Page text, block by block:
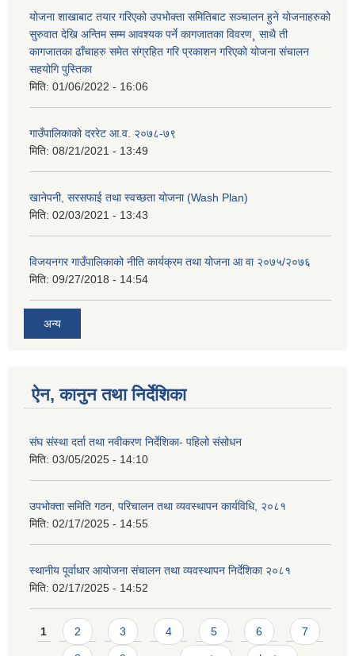
योजना शाखाबाट तयार गरिएको उपभोक्ता समितिबाट सञ्चालन हुने योजनाहरुको
सुरुवात देखि अन्तिम सम्म आवश्यक पर्ने कागजातका विवरण¸ साथै ती
कागजातका ढाँचाहरु समेत संग्रहित गरि प्रकाशन गरिएको योजना संचालन
सहयोगि पुस्तिका
मिति: 01/06/2022 - 16:06
गाउँपालिकाको दररेट आ.व. २०७८-७९
मिति: 08/21/2021 - 13:49
खानेपनी, सरसफाई तथा स्वच्छता योजना (Wash Plan)
मिति: 02/03/2021 - 13:43
विजयनगर गाउँपालिकाको नीति कार्यक्रम तथा योजना आ वा २०७५/२०७६
मिति: 09/27/2018 - 14:54
अन्य
ऐन, कानुन तथा निर्देशिका
संघ संस्था दर्ता तथा नवीकरण निर्देशिका- पहिलो संसोधन
मिति: 03/05/2025 - 14:10
उपभोक्ता समिति गठन, परिचालन तथा व्यवस्थापन कार्यविधि, २०८१
मिति: 02/17/2025 - 14:55
स्थानीय पूर्वाधार आयोजना संचालन तथा व्यवस्थापन निर्देशिका २०८१
मिति: 02/17/2025 - 14:52
Pages
1 2 3 4 5 6 7